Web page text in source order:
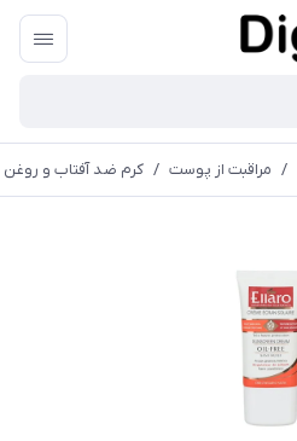
/ مراقبت از پوست / کرم ضد آفتاب و روغن